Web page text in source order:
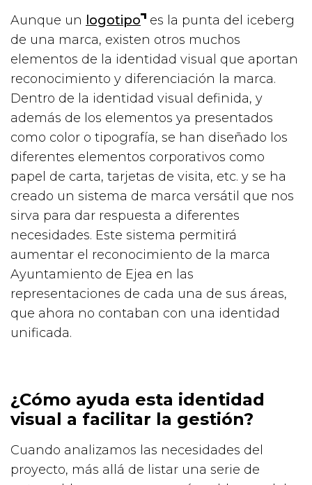
Aunque un logotipo
es la punta del iceberg
de una marca, existen otros muchos
elementos de la identidad visual que aportan
reconocimiento y diferenciación la marca.
Dentro de la identidad visual definida, y
además de los elementos ya presentados
como color o tipografía, se han diseñado los
diferentes elementos corporativos como
papel de carta, tarjetas de visita, etc. y se ha
creado un sistema de marca versátil que nos
sirva para dar respuesta a diferentes
necesidades. Este sistema permitirá
aumentar el reconocimiento de la marca
Ayuntamiento de Ejea en las
representaciones de cada una de sus áreas,
que ahora no contaban con una identidad
unificada.
¿Cómo ayuda esta identidad
visual a facilitar la gestión?
Cuando analizamos las necesidades del
proyecto, más allá de listar una serie de